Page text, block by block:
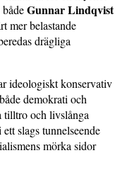
Gunnar Lindqvist
mer belastande
drägliga
ideologiskt konservativ
demokrati och
tilltro och livslånga
slags tunnelseende
mörka sidor